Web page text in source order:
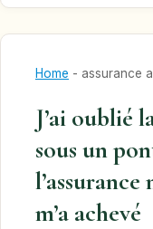
Home - assurance
J’ai oublié
sous un
l’assurance
m’a achevé